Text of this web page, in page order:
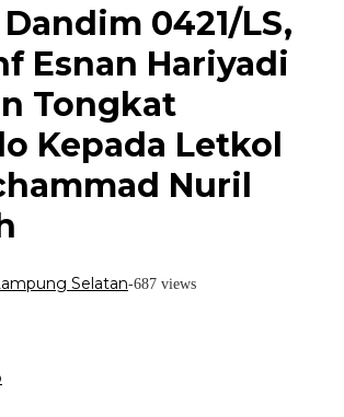
Kepada
Letkol
Mochammad
Nuril
Ambiyah
0421/LS,
Esnan Hariyadi
Tongkat
Kepada Letkol
Nuril
Selatan-687 views